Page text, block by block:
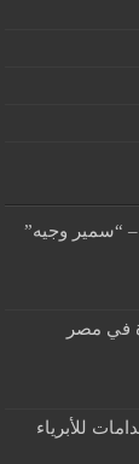
– “سمير وجيه”
في مصر
للأبرياء